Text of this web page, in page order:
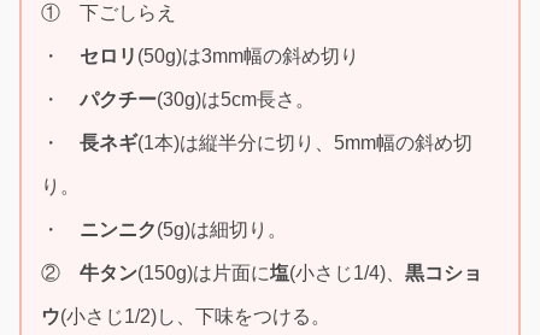
① 下ごしらえ
・ セロリ (50g)は3mm幅の斜め切り
・ パクチー(30g)は5cm長さ。
・ 長ネギ(1本)は縦半分に切り、5mm幅の斜め切
り。
・ ニンニク(5g)は細切り。
② 牛タン(150g)は片面に塩(小さじ1/4)、 黒コショ
ウ(小さじ1/2)し、下味をつける。